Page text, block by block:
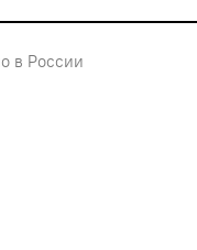
в России